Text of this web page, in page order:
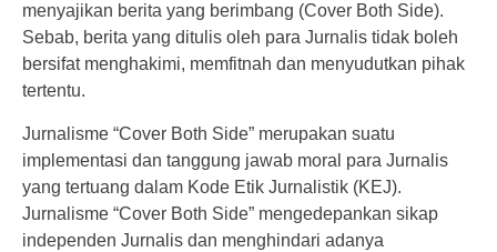
menyajikan berita yang berimbang (Cover Both Side).
Sebab, berita yang ditulis oleh para Jurnalis tidak boleh
bersifat menghakimi, memfitnah dan menyudutkan pihak
tertentu.
Jurnalisme “Cover Both Side” merupakan suatu
implementasi dan tanggung jawab moral para Jurnalis
yang tertuang dalam Kode Etik Jurnalistik (KEJ).
Jurnalisme “Cover Both Side” mengedepankan sikap
independen Jurnalis dan menghindari adanya